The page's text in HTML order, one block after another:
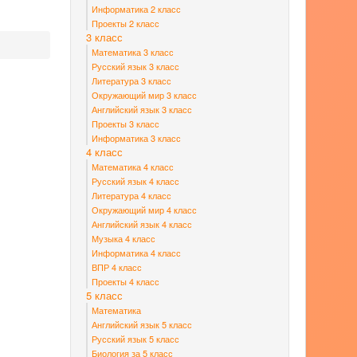
Информатика 2 класс
Проекты 2 класс
3 класс
Математика 3 класс
Русский язык 3 класс
Литература 3 класс
Окружающий мир 3 класс
Английский язык 3 класс
Проекты 3 класс
Информатика 3 класс
4 класс
Математика 4 класс
Русский язык 4 класс
Литература 4 класс
Окружающий мир 4 класс
Английский язык 4 класс
Музыка 4 класс
Информатика 4 класс
ВПР 4 класс
Проекты 4 класс
5 класс
Математика
Английский язык 5 класс
Русский язык 5 класс
Биология за 5 класс